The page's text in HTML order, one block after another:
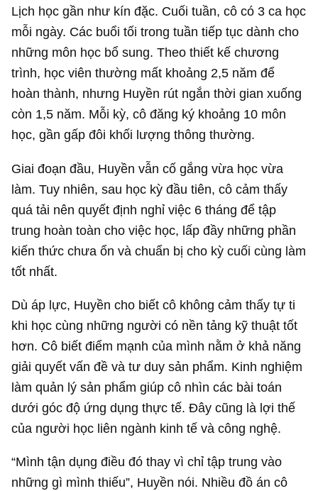
Lịch học gần như kín đặc. Cuối tuần, cô có 3 ca học
mỗi ngày. Các buổi tối trong tuần tiếp tục dành cho
những môn học bổ sung. Theo thiết kế chương
trình, học viên thường mất khoảng 2,5 năm để
hoàn thành, nhưng Huyền rút ngắn thời gian xuống
còn 1,5 năm. Mỗi kỳ, cô đăng ký khoảng 10 môn
học, gần gấp đôi khối lượng thông thường.
Giai đoạn đầu, Huyền vẫn cố gắng vừa học vừa
làm. Tuy nhiên, sau học kỳ đầu tiên, cô cảm thấy
quá tải nên quyết định nghỉ việc 6 tháng để tập
trung hoàn toàn cho việc học, lấp đầy những phần
kiến thức chưa ổn và chuẩn bị cho kỳ cuối cùng làm
tốt nhất.
Dù áp lực, Huyền cho biết cô không cảm thấy tự ti
khi học cùng những người có nền tảng kỹ thuật tốt
hơn. Cô biết điểm mạnh của mình nằm ở khả năng
giải quyết vấn đề và tư duy sản phẩm. Kinh nghiệm
làm quản lý sản phẩm giúp cô nhìn các bài toán
dưới góc độ ứng dụng thực tế. Đây cũng là lợi thế
của người học liên ngành kinh tế và công nghệ.
“Mình tận dụng điều đó thay vì chỉ tập trung vào
những gì mình thiếu”, Huyền nói. Nhiều đồ án cô